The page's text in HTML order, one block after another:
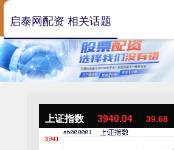
上证指数 3940.04 39.68
启泰网配资 相关话题